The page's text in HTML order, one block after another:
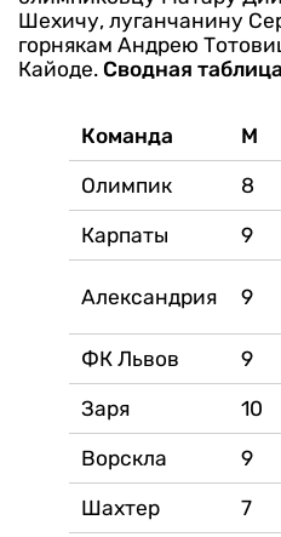
Шехичу, луганчанину
горнякам Андрею
Кайоде. Сводная
Команда М
Олимпик 8
Карпаты 9
Александрия 9
ФК Львов 9
Заря 10
Ворскла 9
Шахтер 7